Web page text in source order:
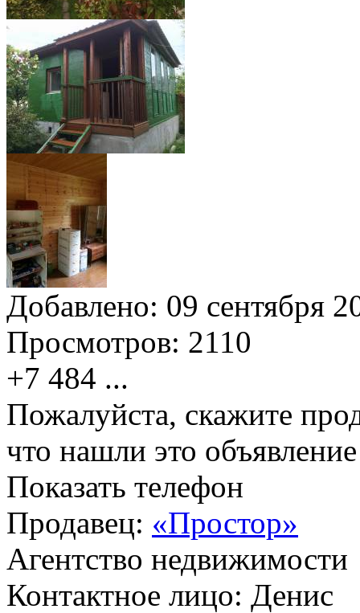
Добавлено: 09 сентября
Просмотров: 2110
+7 484 ...
Пожалуйста, скажите
что нашли это
Показать телефон
Продавец: «Простор»
Агентство недвижимости
Контактное лицо: Денис